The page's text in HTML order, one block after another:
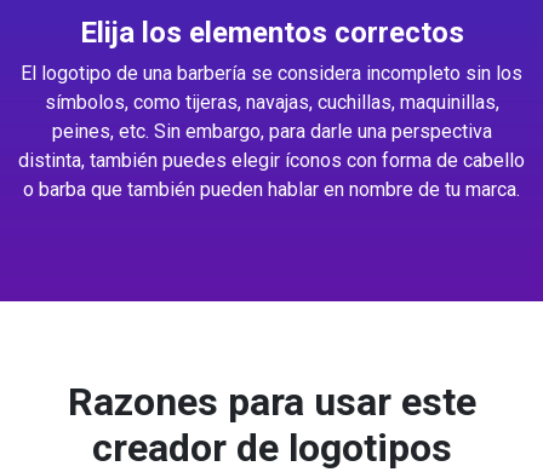
Elija los elementos correctos
El logotipo de una barbería se considera incompleto sin los
símbolos, como tijeras, navajas, cuchillas, maquinillas,
peines, etc. Sin embargo, para darle una perspectiva
distinta, también puedes elegir íconos con forma de cabello
o barba que también pueden hablar en nombre de tu marca.
Razones para usar este
creador de logotipos